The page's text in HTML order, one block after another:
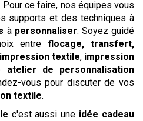
ce faire, nos équipes vous
supports et des techniques à
à personnaliser. Soyez guidé
entre flocage, transfert,
textile,impression
atelier de personnalisation
vous pour discuter de vos
textile.
c'est aussi une idée cadeau